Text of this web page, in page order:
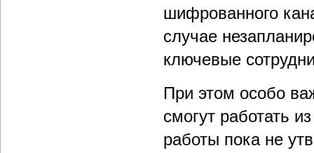
шифрованного
случае
ключевые
При этом особо
смогут работать
работы пока не